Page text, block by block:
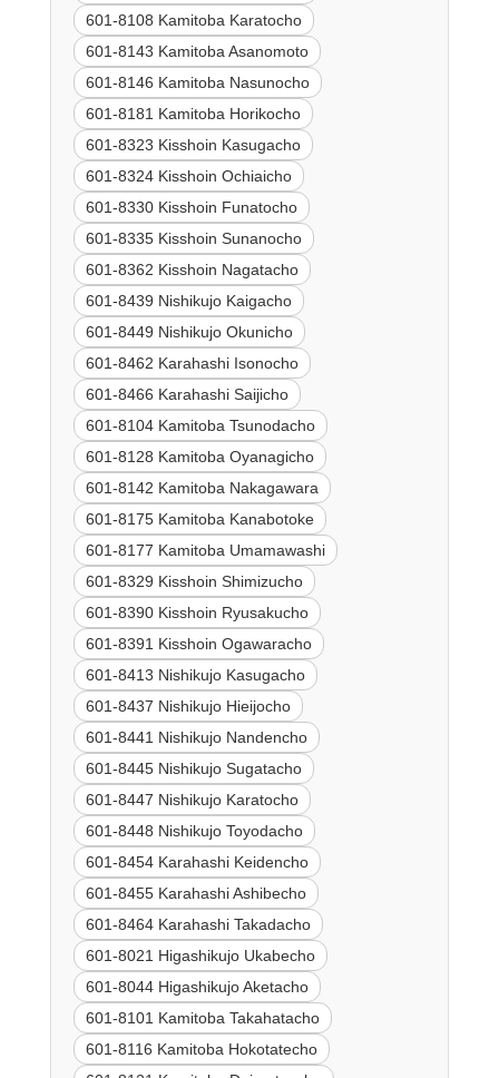
601-8108 Kamitoba Karatocho
601-8143 Kamitoba Asanomoto
601-8146 Kamitoba Nasunocho
601-8181 Kamitoba Horikocho
601-8323 Kisshoin Kasugacho
601-8324 Kisshoin Ochiaicho
601-8330 Kisshoin Funatocho
601-8335 Kisshoin Sunanocho
601-8362 Kisshoin Nagatacho
601-8439 Nishikujo Kaigacho
601-8449 Nishikujo Okunicho
601-8462 Karahashi Isonocho
601-8466 Karahashi Saijicho
601-8104 Kamitoba Tsunodacho
601-8128 Kamitoba Oyanagicho
601-8142 Kamitoba Nakagawara
601-8175 Kamitoba Kanabotoke
601-8177 Kamitoba Umamawashi
601-8329 Kisshoin Shimizucho
601-8390 Kisshoin Ryusakucho
601-8391 Kisshoin Ogawaracho
601-8413 Nishikujo Kasugacho
601-8437 Nishikujo Hieijocho
601-8441 Nishikujo Nandencho
601-8445 Nishikujo Sugatacho
601-8447 Nishikujo Karatocho
601-8448 Nishikujo Toyodacho
601-8454 Karahashi Keidencho
601-8455 Karahashi Ashibecho
601-8464 Karahashi Takadacho
601-8021 Higashikujo Ukabecho
601-8044 Higashikujo Aketacho
601-8101 Kamitoba Takahatacho
601-8116 Kamitoba Hokotatecho